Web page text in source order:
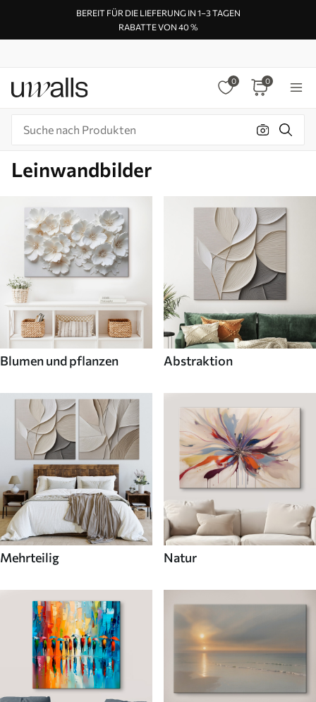
BEREIT FÜR DIE LIEFERUNG IN 1–3 TAGEN
RABATTE VON 40 %
0 0
Leinwandbilder
Blumen und pflanzen Abstraktion
Mehrteilig Natur